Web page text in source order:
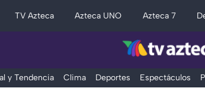
TV Azteca Azteca UNO Azteca 7
y Tendencia Clima Deportes Espectáculos